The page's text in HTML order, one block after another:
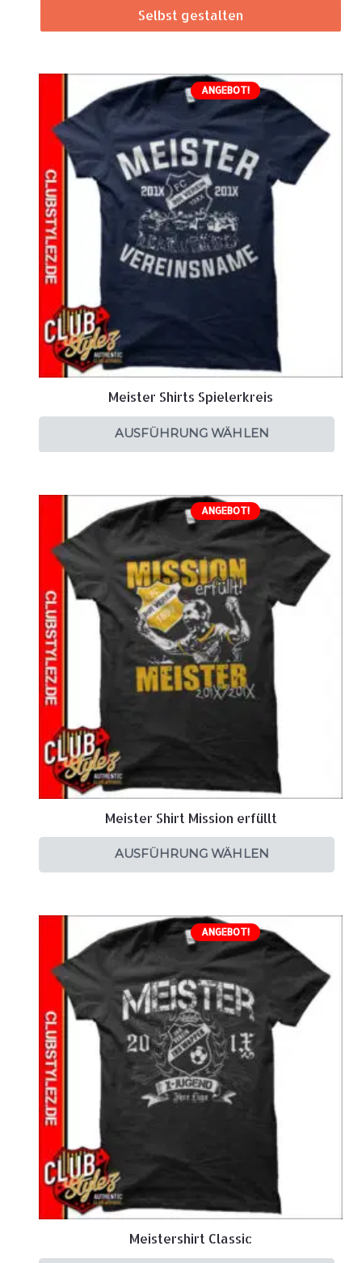
Selbst gestalten
ANGEBOT!
Meister Shirts Spielerkreis
AUSFÜHRUNG WÄHLEN
ANGEBOT!
Meister Shirt Mission erfüllt
AUSFÜHRUNG WÄHLEN
ANGEBOT!
Meistershirt Classic